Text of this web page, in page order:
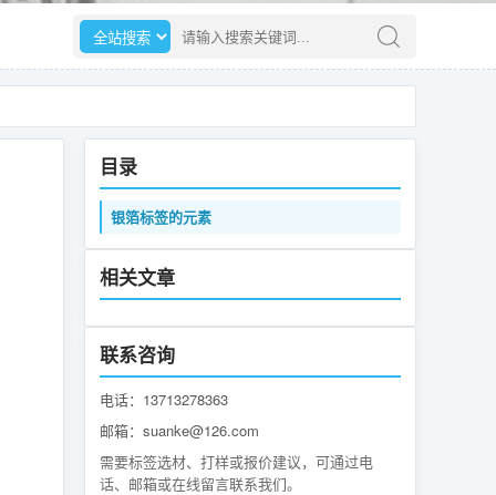
选择搜索范围 请输入搜索关键词
目录
银箔标签的元素
相关文章
联系咨询
电话：13713278363
邮箱：suanke@126.com
需要标签选材、打样或报价建议，可通过电
话、邮箱或在线留言联系我们。